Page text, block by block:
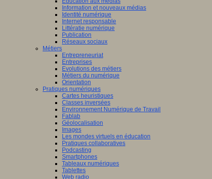
Information et nouveaux médias
Identité numérique
Internet responsable
Littératie numérique
Publication
Réseaux sociaux
Métiers
Entrepreneuriat
Entreprises
Evolutions des métiers
Métiers du numérique
Orientation
Pratiques numériques
Cartes heuristiques
Classes inversées
Environnement Numérique de Travail
Fablab
Géolocalisation
Images
Les mondes virtuels en éducation
Pratiques collaboratives
Podcasting
Smartphones
Tableaux numériques
Tablettes
Web radio